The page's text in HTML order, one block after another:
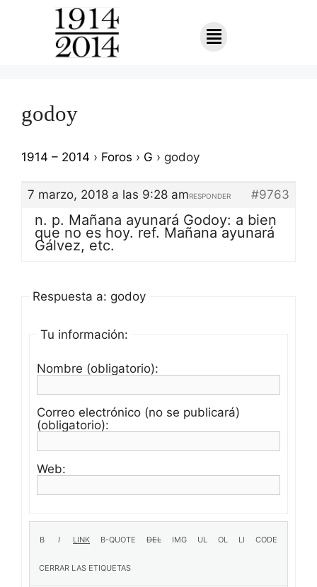
godoy
1914 – 2014 › Foros › G › godoy
7 marzo, 2018 a las 9:28 am #9763
RESPONDER
n. p. Mañana ayunará Godoy: a bien
que no es hoy. ref. Mañana ayunará
Gálvez, etc.
Respuesta a: godoy
Tu información:
Nombre (obligatorio):
Correo electrónico (no se publicará)
(obligatorio):
Web: